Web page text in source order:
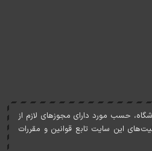
حسب مورد دارای مجوزهای لازم از
اين سايت تابع قوانين و مقررات